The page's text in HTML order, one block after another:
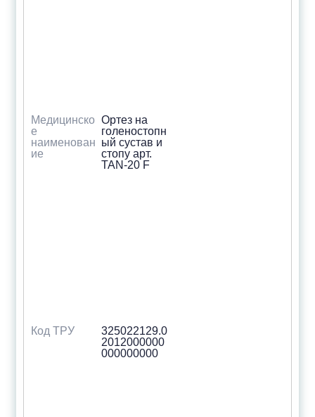
Медицинско
е
наименован
ие
Ортез на
голеностопн
ый сустав и
стопу арт.
TAN-20 F
Код ТРУ
325022129.0
2012000000
000000000